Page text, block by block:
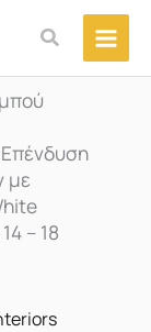
Αναζήτηση
με
– 18